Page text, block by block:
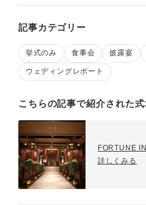
記事カテゴリー
挙式のみ 食事会 披露宴
ウェディングレポート
こちらの記事で紹介された
FORTUNE
詳しくみる